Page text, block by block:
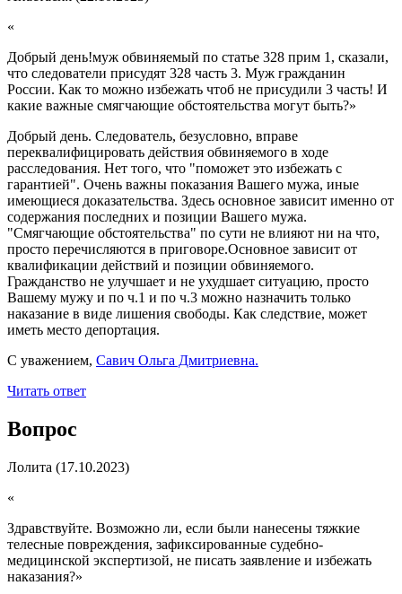
«
Добрый день!муж обвиняемый по статье 328 прим 1, сказали,
что следователи присудят 328 часть 3. Муж гражданин
России. Как то можно избежать чтоб не присудили 3 часть! И
какие важные смягчающие обстоятельства могут быть?»
Добрый день. Следователь, безусловно, вправе
переквалифицировать действия обвиняемого в ходе
расследования. Нет того, что "поможет это избежать с
гарантией". Очень важны показания Вашего мужа, иные
имеющиеся доказательства. Здесь основное зависит именно от
содержания последних и позиции Вашего мужа.
"Смягчающие обстоятельства" по сути не влияют ни на что,
просто перечисляются в приговоре.Основное зависит от
квалификации действий и позиции обвиняемого.
Гражданство не улучшает и не ухудшает ситуацию, просто
Вашему мужу и по ч.1 и по ч.3 можно назначить только
наказание в виде лишения свободы. Как следствие, может
иметь место депортация.
С уважением, Савич Ольга Дмитриевна.
Читать ответ
Вопрос
Лолита (17.10.2023)
«
Здравствуйте. Возможно ли, если были нанесены тяжкие
телесные повреждения, зафиксированные судебно-
медицинской экспертизой, не писать заявление и избежать
наказания?»